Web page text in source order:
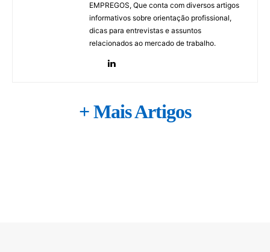
EMPREGOS, Que conta com diversos artigos
informativos sobre orientação profissional,
dicas para entrevistas e assuntos
relacionados ao mercado de trabalho.
+ Mais Artigos